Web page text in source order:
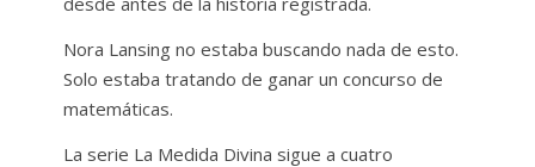
Nora Lansing no estaba buscando nada de esto.
Solo estaba tratando de ganar un concurso de
matemáticas.
La serie La Medida Divina sigue a cuatro